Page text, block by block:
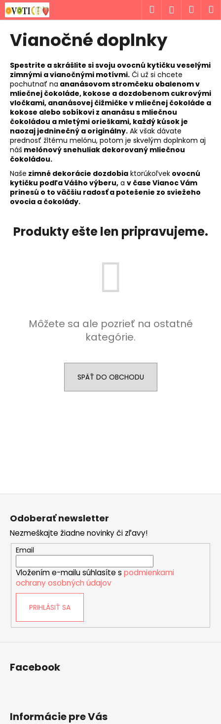
Prejsť
na
obsah
Hľadať
Vianočné doplnky
Spestrite a skrášlite si svoju ovocnú kytičku veselými
zimnými a vianočnými motívmi. Či už si chcete
pochutnať na ananásovom stromčeku obalenom v
mliečnej čokoláde, kokose a dozdobenom cukrovými
vločkami, ananásovej čižmičke v mliečnej čokoláde a
kokose alebo sobíkovi z ananásu s mliečnou
čokoládou a mletými orieškami, každý kúsok je
naozaj jedninečný a originálny. Ak však dávate
prednosť žltému melónu, potom je skvelým doplnkom aj
náš melónový snehuliak dekorovaný mliečnou
čokoládou.
Naše zimné dekorácie dozdobia ktorúkoľvek ovocnú
kytičku podľa Vášho výberu, a v čase Vianoc Vám
prinesú o to väčšiu radosť a potešenie zo sviežeho
ovocia a čokolády.
Produkty ešte len pripravujeme.
Môžete sa ale pozrieť na ostatné
kategórie.
SPÄŤ DO OBCHODU
K
o
o
p
o
t
r
e
b
u
j
e
t
e
á
HĽADAŤ
€55
Z
Odoberať newsletter
Nezmeškajte žiadne novinky či zľavy!
Email
Vložením e-mailu súhlasíte s podmienkami
ochrany osobných údajov
PRIHLÁSIŤ SA
Facebook
Informácie pre Vás